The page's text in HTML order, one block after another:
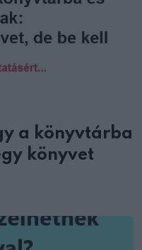
a könyvtárba
könyvet